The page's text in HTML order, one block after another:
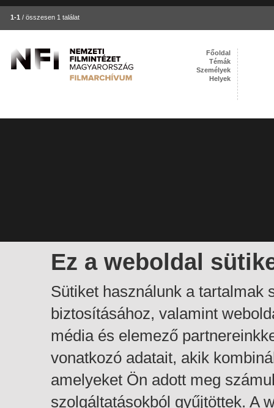
1-1 / összesen 1 találat
Ez a weboldal
Sütiket használunk a tartalmak
biztosításához, valamint
média és elemező
vonatkozó adatait, akik
amelyeket Ön adott meg
szolgáltatásokból gyűjtöttek. A
Főoldal
Témák
Személyek
Helyek